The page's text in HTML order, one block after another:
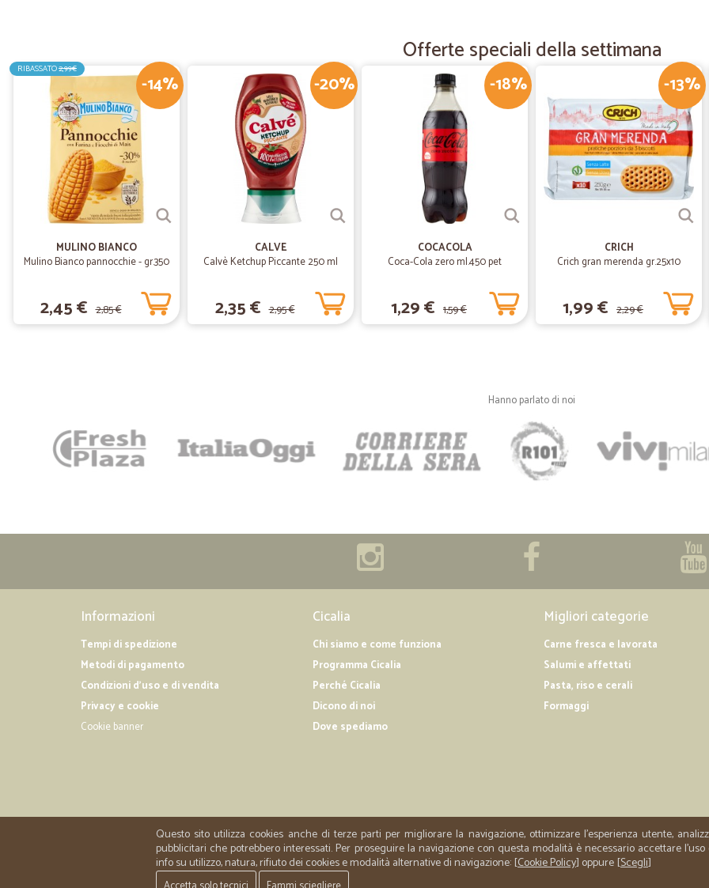
Tiziano
Ottimo
Buona offerta di prodotti con dei
—Filippo c F.
Consegne rapide
Consegne rapide, servizio post
—
Tutto perfetto, consegna veloce.
Servizio di qualità.
Germano D.
Arrivato velocemente e
Arrivato velocemente e tutto
Cortesia e velocità
Cortesia e velocità, prezzi
Supermercato a domicilio
Grande scelta di prodotti di marca
con mezzi refrigerati se si
Offerte speciali della settimana
-14%
RIBASSATO2,99€
MULINO BIANCO
Mulino Bianco pannocchie - gr.350
2,45 € 2,85 €
-20%
CALVE
Calvè Ketchup Piccante 250 ml
2,35 € 2,95 €
-18%
COCACOLA
Coca-Cola zero ml.450 pet
1,29 € 1,59 €
-13%
CRICH
Crich gran merenda gr.25x10
1,99 € 2,29 €
Hanno parlato di noi
Informazioni
Tempi di spedizione
Metodi di pagamento
Condizioni d'uso e di vendita
Privacy e cookie
Cookie banner
Cicalia
Chi siamo e come funziona
Programma Cicalia
Perché Cicalia
Dicono di noi
Dove spediamo
Migliori categorie
Carne fresca e lavorata
Salumi e affettati
Pasta, riso e cerali
Formaggi
Questo sito utilizza cookies anche di terze parti per migliorare la navigazione, ottimizzare l'esperienza utente,
pubblicitari che potrebbero interessati. Per proseguire la navigazione con questa modalità è necessario accettare
info su utilizzo, natura, rifiuto dei cookies e modalità alternative di navigazione: [Cookie Policy] oppure [Scegli]